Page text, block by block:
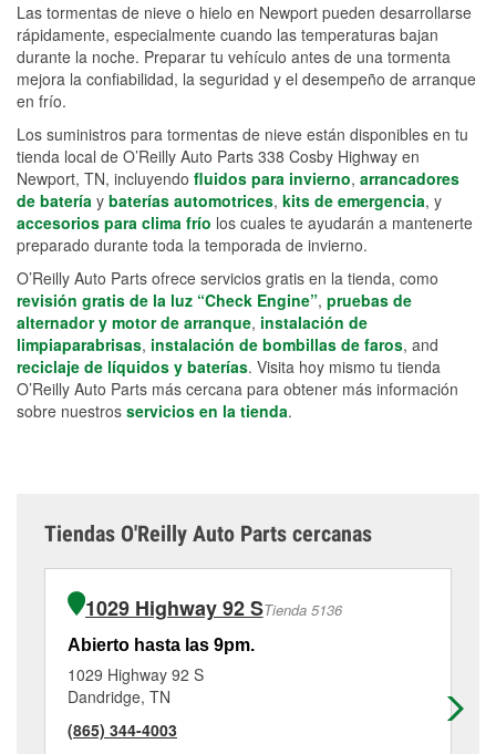
Las tormentas de nieve o hielo en Newport pueden desarrollarse
rápidamente, especialmente cuando las temperaturas bajan
durante la noche. Preparar tu vehículo antes de una tormenta
mejora la confiabilidad, la seguridad y el desempeño de arranque
en frío.
Los suministros para tormentas de nieve están disponibles en tu
tienda local de O’Reilly Auto Parts 338 Cosby Highway en
Newport, TN, incluyendo fluidos para invierno, arrancadores
de batería y baterías automotrices, kits de emergencia, y
accesorios para clima frío los cuales te ayudarán a mantenerte
preparado durante toda la temporada de invierno.
O’Reilly Auto Parts ofrece servicios gratis en la tienda, como
revisión gratis de la luz “Check Engine”, pruebas de
alternador y motor de arranque, instalación de
limpiaparabrisas, instalación de bombillas de faros, and
reciclaje de líquidos y baterías. Visita hoy mismo tu tienda
O’Reilly Auto Parts más cercana para obtener más información
sobre nuestros servicios en la tienda.
Tiendas O'Reilly Auto Parts cercanas
1029 Highway 92 STienda 5136
Abierto hasta las 9pm.
1029 Highway 92 S
Dandridge, TN
(865) 344-4003